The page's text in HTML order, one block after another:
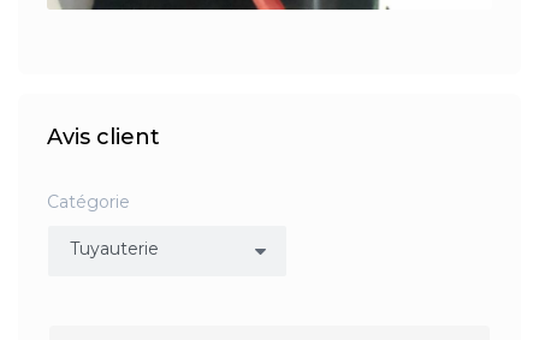
Avis client
Catégorie